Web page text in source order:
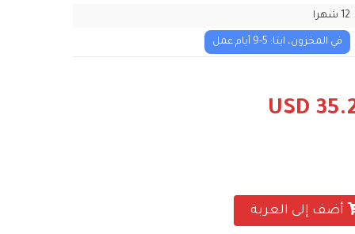
12 شهرا
في المخزون، ايتا: 5-9 أيام عمل
USD
أضف إلى العربة